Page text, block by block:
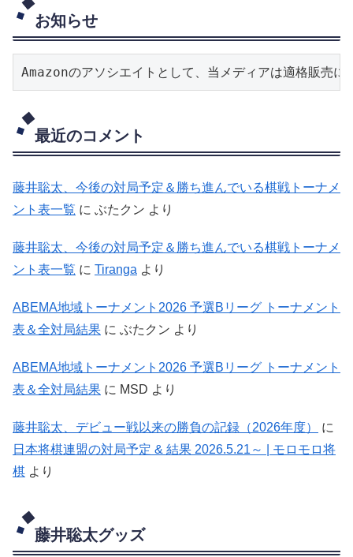
お知らせ
Amazonのアソシエイトとして、当メディアは適格販売に
最近のコメント
藤井聡太、今後の対局予定＆勝ち進んでいる棋戦トーナメ
ント表一覧 に ぶたクン より
藤井聡太、今後の対局予定＆勝ち進んでいる棋戦トーナメ
ント表一覧 に Tiranga より
ABEMA地域トーナメント2026 予選Bリーグ トーナメント
表＆全対局結果 に ぶたクン より
ABEMA地域トーナメント2026 予選Bリーグ トーナメント
表＆全対局結果 に MSD より
藤井聡太、デビュー戦以来の勝負の記録（2026年度）
に
日本将棋連盟の対局予定 & 結果 2026.5.21～ | モロモロ将
棋 より
藤井聡太グッズ